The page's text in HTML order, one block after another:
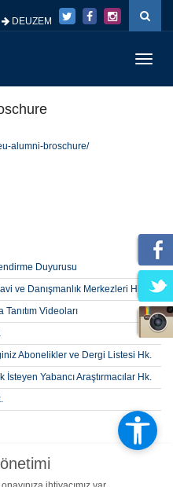
DEUZEM
alumni-broschure/
Duyurusu
ve Danışmanlık Merkezleri Hk.
Videoları
Abonelikler ve Dergi Listesi Hk.
İsteyen Yabancı Araştırmacılar Hk.
Alım) Lisansüstü Yabancı Kontenjan,